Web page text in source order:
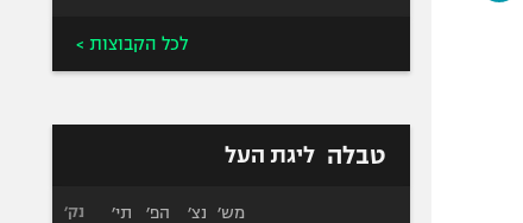
לכל הקבוצות >
טבלה ליגת העל
מש׳ נצ׳ הפ׳ תי׳ נק׳